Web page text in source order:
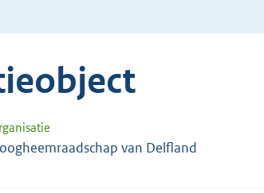
van Delfland